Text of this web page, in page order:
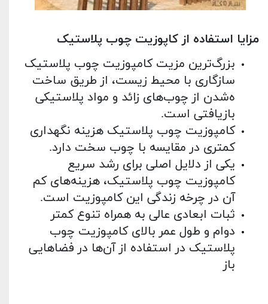
مزایا استفاده از کاپوزیت چوب پلاستیک
بزرگ‌ترین مزیت کامپوزیت چوب پلاستیک
سازگاری با محیط ‌زیست، از طریق ساخت
ه‌شدن از چوب‌های زائد و مواد پلاستیکی
بازیافتی است.
کامپوزیت چوب پلاستیک هزینه نگهداری
کمتری در مقایسه با چوب سخت دارد.
یکی از دلایل اصلی برای رشد سریع
کامپوزیت چوب پلاستیک، هزینه‌های کم
آن در چرخه زندگی این کامپوزیت است.
ثبات ابعادی عالی به همراه تنوع کمتر
دوام و طول عمر بالای کامپوزیت چوب
پلاستیک در استفاده از آن‌ها در فضاهایی
باز